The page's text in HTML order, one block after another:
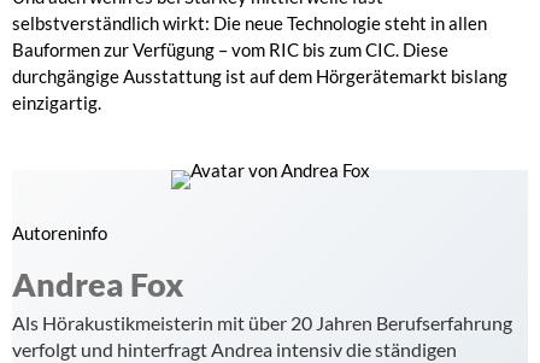
selbstverständlich wirkt: Die neue Technologie steht in allen
Bauformen zur Verfügung – vom RIC bis zum CIC. Diese
durchgängige Ausstattung ist auf dem Hörgerätemarkt bislang
einzigartig.
Autoreninfo
Andrea Fox
Als Hörakustikmeisterin mit über 20 Jahren Berufserfahrung
verfolgt und hinterfragt Andrea intensiv die ständigen